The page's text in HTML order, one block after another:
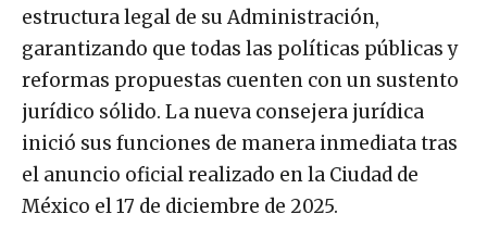
estructura legal de su Administración,
garantizando que todas las políticas públicas y
reformas propuestas cuenten con un sustento
jurídico sólido. La nueva consejera jurídica
inició sus funciones de manera inmediata tras
el anuncio oficial realizado en la Ciudad de
México el 17 de diciembre de 2025.